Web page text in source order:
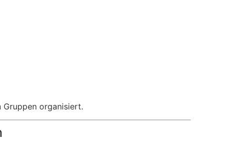
organisiert.